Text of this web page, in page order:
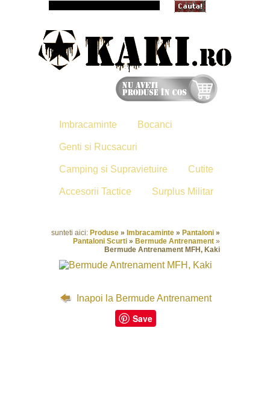
Imbracaminte Bocanci
Genti si Rucsacuri
Camping si Supravietuire Cutite
Accesorii Tactice Surplus Militar
sunteti aici: Produse » Imbracaminte » Pantaloni »
Pantaloni Scurti » Bermude Antrenament »
Bermude Antrenament MFH, Kaki
Inapoi la Bermude Antrenament
Save